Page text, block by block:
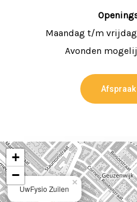
Maandag t/m
Avonden
Afspraak
UwFysio Zuilen
×
+
−